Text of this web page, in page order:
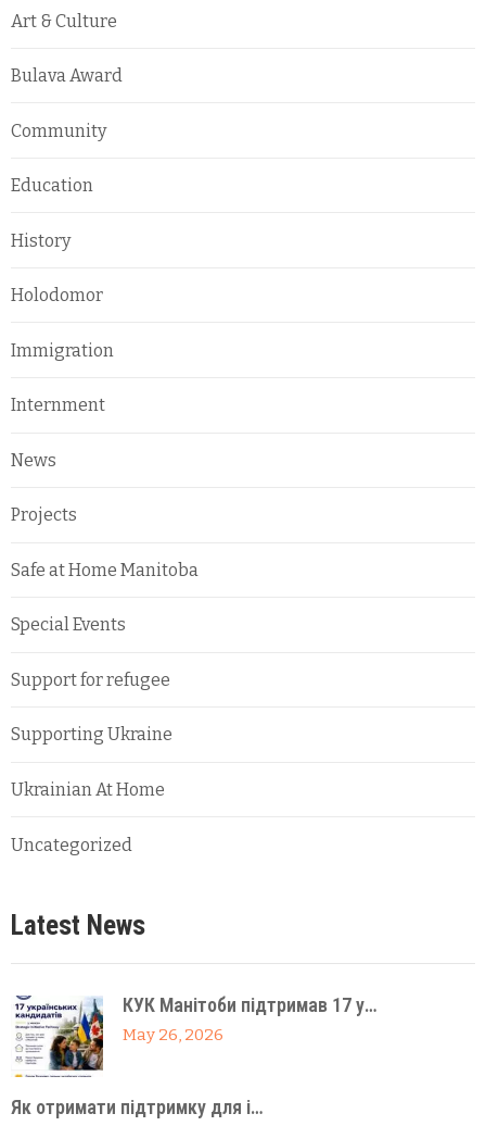
Art & Culture
Bulava Award
Community
Education
History
Holodomor
Immigration
Internment
News
Projects
Safe at Home Manitoba
Special Events
Support for refugee
Supporting Ukraine
Ukrainian At Home
Uncategorized
Latest News
КУК Манітоби підтримав 17 у…
May 26, 2026
Як отримати підтримку для і…